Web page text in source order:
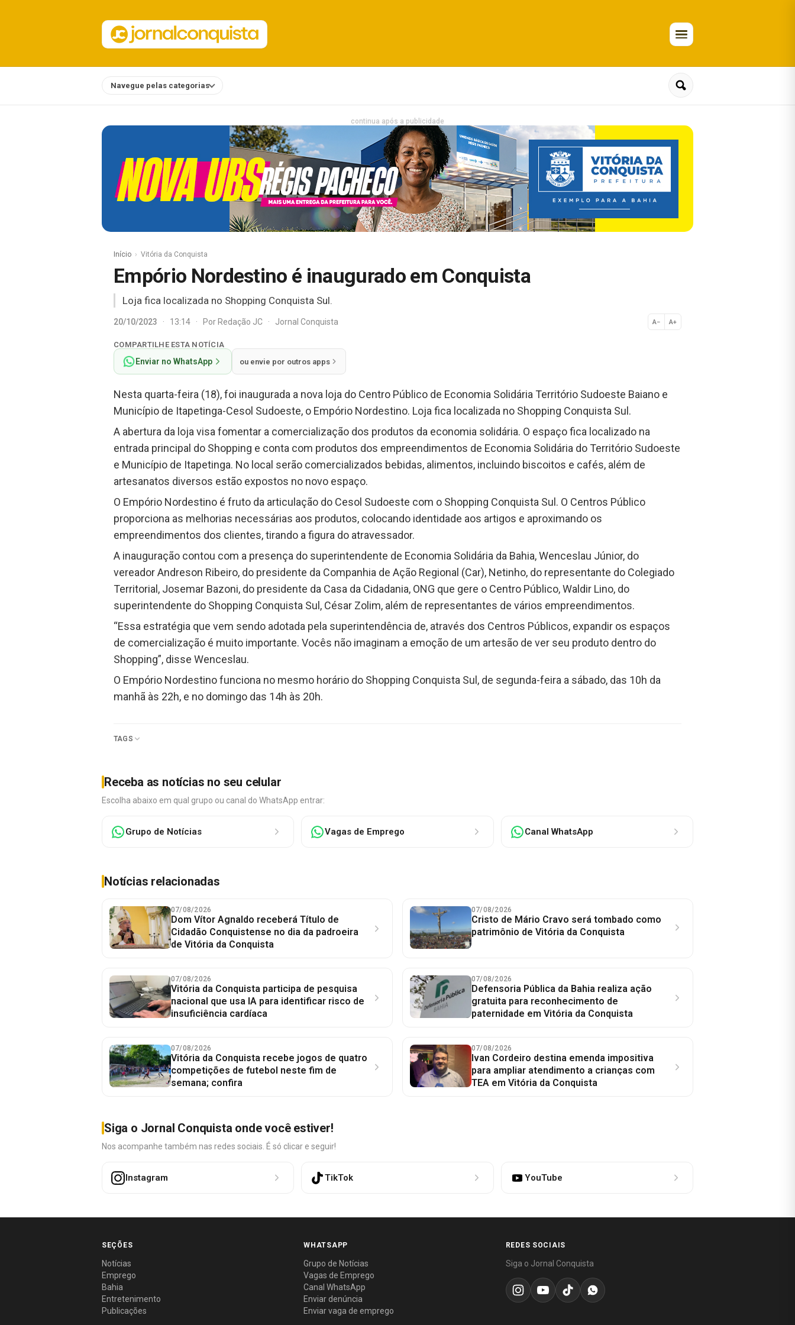
Navegue pelas categorias
continua após a publicidade
Início Vitória da Conquista
Empório Nordestino é inaugurado em Conquista
Loja fica localizada no Shopping Conquista Sul.
20/10/2023 · 13:14 · PorRedação JC · Jornal Conquista A− A+
Normal
COMPARTILHE ESTA NOTÍCIA
Enviar no WhatsApp ou envie por outros apps
Nesta quarta-feira (18), foi inaugurada a nova loja do Centro Público de Economia Solidária Território Sudoeste Baiano e
Município de Itapetinga-Cesol Sudoeste, o Empório Nordestino. Loja fica localizada no Shopping Conquista Sul.
A abertura da loja visa fomentar a comercialização dos produtos da economia solidária. O espaço fica localizado na
entrada principal do Shopping e conta com produtos dos empreendimentos de Economia Solidária do Território Sudoeste
e Município de Itapetinga. No local serão comercializados bebidas, alimentos, incluindo biscoitos e cafés, além de
artesanatos diversos estão expostos no novo espaço.
O Empório Nordestino é fruto da articulação do Cesol Sudoeste com o Shopping Conquista Sul. O Centros Público
proporciona as melhorias necessárias aos produtos, colocando identidade aos artigos e aproximando os
empreendimentos dos clientes, tirando a figura do atravessador.
A inauguração contou com a presença do superintendente de Economia Solidária da Bahia, Wenceslau Júnior, do
vereador Andreson Ribeiro, do presidente da Companhia de Ação Regional (Car), Netinho, do representante do Colegiado
Territorial, Josemar Bazoni, do presidente da Casa da Cidadania, ONG que gere o Centro Público, Waldir Lino, do
superintendente do Shopping Conquista Sul, César Zolim, além de representantes de vários empreendimentos.
“Essa estratégia que vem sendo adotada pela superintendência de, através dos Centros Públicos, expandir os espaços
de comercialização é muito importante. Vocês não imaginam a emoção de um artesão de ver seu produto dentro do
Shopping”, disse Wenceslau.
O Empório Nordestino funciona no mesmo horário do Shopping Conquista Sul, de segunda-feira a sábado, das 10h da
manhã às 22h, e no domingo das 14h às 20h.
TAGS
Receba as notícias no seu celular
Escolha abaixo em qual grupo ou canal do WhatsApp entrar:
Grupo de Notícias Vagas de Emprego Canal WhatsApp
Notícias relacionadas
07/08/2026
Dom Vítor Agnaldo receberá Título de
Cidadão Conquistense no dia da padroeira
de Vitória da Conquista
07/08/2026
Cristo de Mário Cravo será tombado como
patrimônio de Vitória da Conquista
07/08/2026
Vitória da Conquista participa de pesquisa
nacional que usa IA para identificar risco de
insuficiência cardíaca
07/08/2026
Defensoria Pública da Bahia realiza ação
gratuita para reconhecimento de
paternidade em Vitória da Conquista
07/08/2026
Vitória da Conquista recebe jogos de quatro
competições de futebol neste fim de
semana; confira
07/08/2026
Ivan Cordeiro destina emenda impositiva
para ampliar atendimento a crianças com
TEA em Vitória da Conquista
Siga o Jornal Conquista onde você estiver!
Nos acompanhe também nas redes sociais. É só clicar e seguir!
Instagram TikTok YouTube
SEÇÕES
Notícias
Emprego
Bahia
Entretenimento
Publicações
WHATSAPP
Grupo de Notícias
Vagas de Emprego
Canal WhatsApp
Enviar denúncia
Enviar vaga de emprego
REDES SOCIAIS
Siga o Jornal Conquista